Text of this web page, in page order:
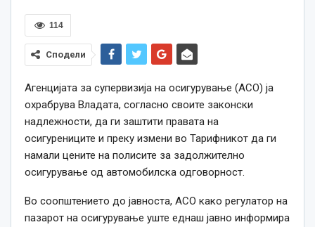
114
Сподели
Агенцијата за супервизија на осигурување (АСО) ја
охрабрува Владата, согласно своите законски
надлежности, да ги заштити правата на
осигурениците и преку измени во Тарифникот да ги
намали цените на полисите за задолжително
осигурување од автомобилска одговорност.
Во соопштението до јавноста, АСО како регулатор на
пазарот на осигурување уште еднаш јавно информира